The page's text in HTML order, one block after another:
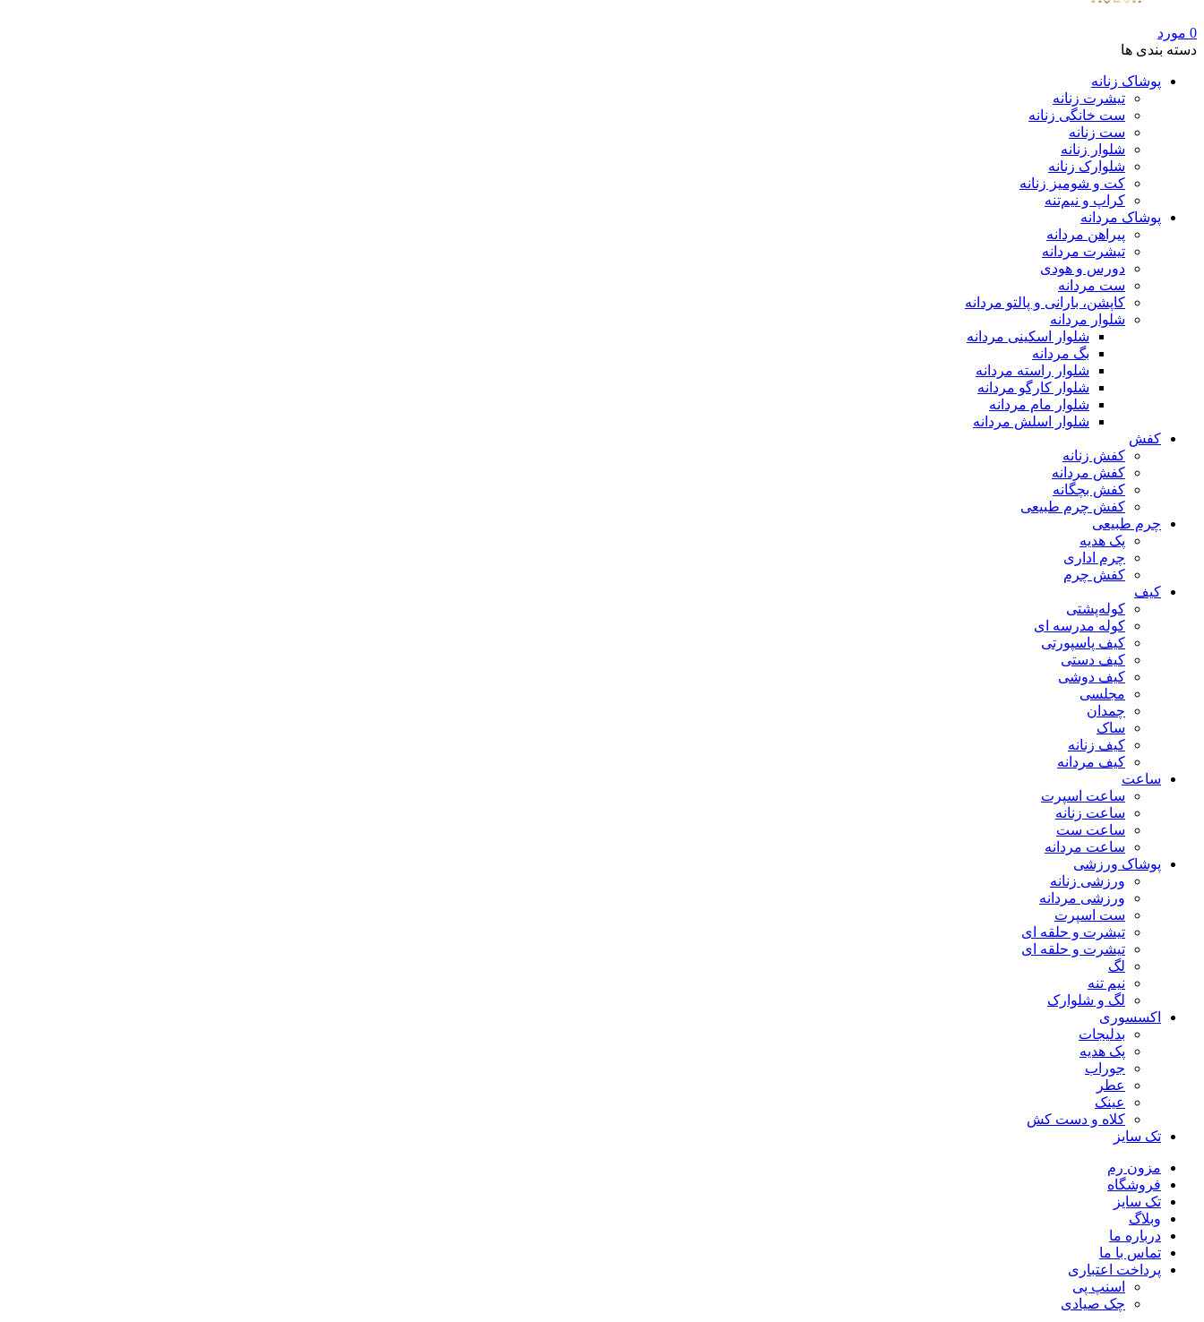
0 مورد
دسته بندی ها
پوشاک زنانه
تیشرت زنانه
ست خانگی زنانه
ست زنانه
شلوار زنانه
شلوارک زنانه
کت و شومیز زنانه
کراپ و نیم‌تنه
پوشاک مردانه
پیراهن مردانه
تیشرت مردانه
دورس و هودی
ست مردانه
کاپشن، بارانی و پالتو مردانه
شلوار مردانه
شلوار اسکینی مردانه
بگ مردانه
شلوار راسته مردانه
شلوار کارگو مردانه
شلوار مام مردانه
شلوار اسلش مردانه
کفش
کفش زنانه
کفش مردانه
کفش بچگانه
کفش چرم طبیعی
چرم طبیعی
پک هدیه
چرم اداری
کفش چرم
کیف
کوله‌پشتی
کوله مدرسه ای
کیف پاسپورتی
کیف دستی
کیف دوشی
مجلسی
چمدان
ساک
کیف زنانه
کیف مردانه
ساعت
ساعت اسپرت
ساعت زنانه
ساعت ست
ساعت مردانه
پوشاک ورزشی
ورزشی زنانه
ورزشی مردانه
ست اسپرت
تیشرت و حلقه ای
تیشرت و حلقه ای
لگ
نیم تنه
لگ و شلوارک
اکسسوری
بدلیجات
پک هدیه
جوراب
عطر
عینک
کلاه و دست کش
تک سایز
مزون رم
فروشگاه
تک سایز
وبلاگ
درباره ما
تماس با ما
پرداخت اعتباری
اسنپ پی
چک صیادی